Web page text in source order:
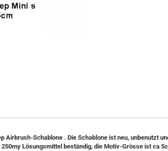
Schablone . Die Schablone ist neu, unbenutzt
Lösungsmittel beständig, die Motiv-Grösse ist ca